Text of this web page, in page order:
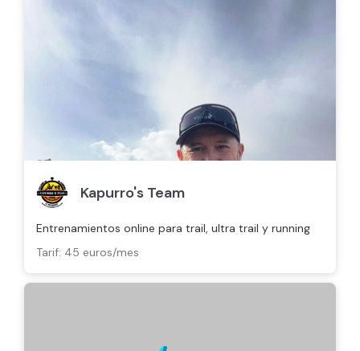
Kapurro's Team
Entrenamientos online para trail, ultra trail y running
Tarif: 45 euros/mes